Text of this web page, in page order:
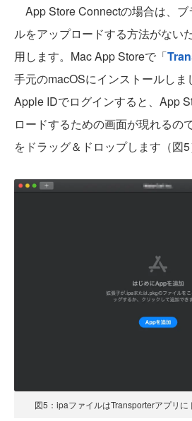
App Store Connectの場合は、ブ
ルをアップロードする方法がない
用します。Mac App Storeで「
手元のmacOSにインストールしま
Apple IDでログインすると、App
ロードするための画面が現れるの
をドラッグ＆ドロップします（図5
図5：ipaファイルはTransporterアプリに